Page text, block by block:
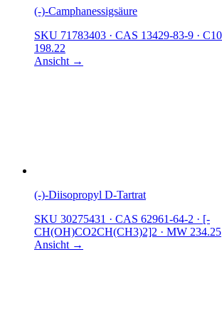
(-)-Camphanessigsäure
SKU 71783403 · CAS 13429-83-9 ·
198.22
Ansicht →
(-)-Diisopropyl D-Tartrat
SKU 30275431 · CAS 62961-64-2 · [-
CH(OH)CO2CH(CH3)2]2 · MW 234.25
Ansicht →